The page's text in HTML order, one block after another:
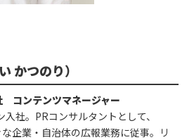
かつのり）
コンテンツマネージャー
社。PRコンサルタントとして、
企業・自治体の広報業務に従事。リ